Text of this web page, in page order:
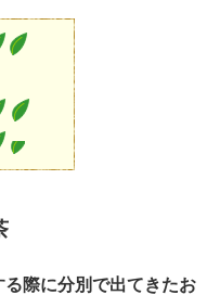
際に分別で出てきたお